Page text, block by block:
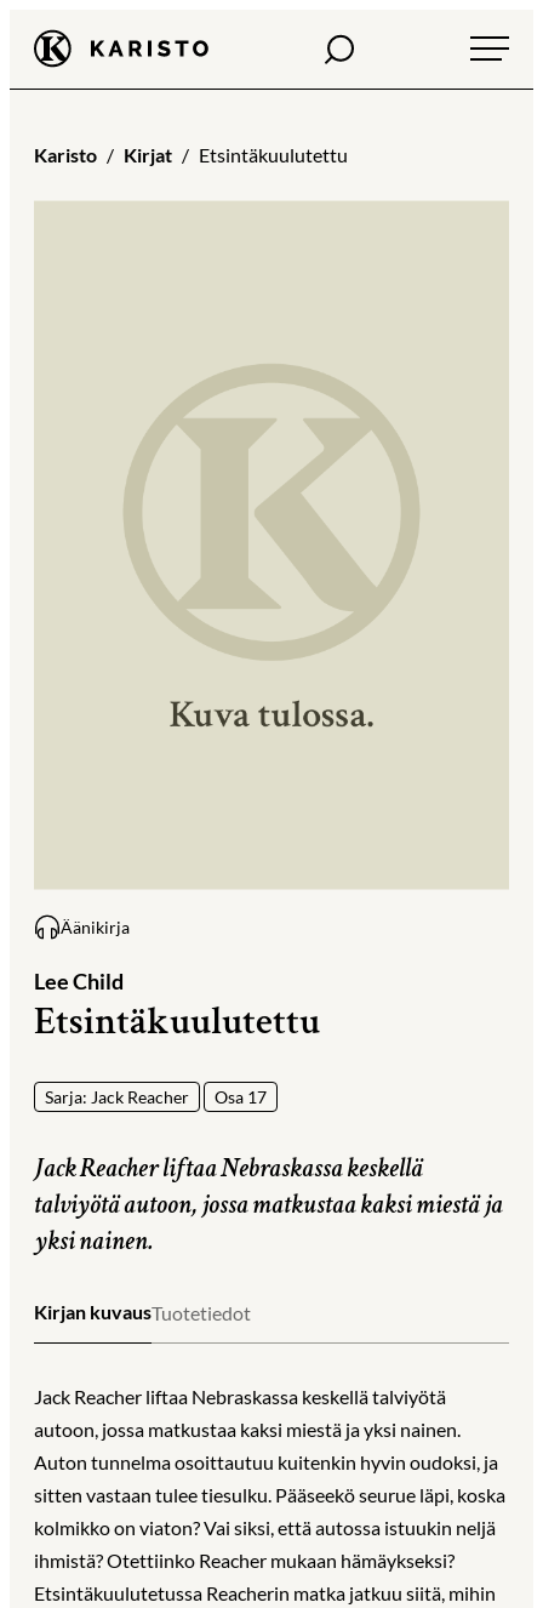
Siirry
suoraan
sisältöön
Karisto Haku
Karisto Kirjat Etsintäkuulutettu
Äänikirja
Lee Child
Etsintäkuulutettu
Sarja: Jack Reacher Osa 17
Jack Reacher liftaa Nebraskassa keskellä
talviyötä autoon, jossa matkustaa kaksi miestä ja
yksi nainen.
Kirjan kuvausTuotetiedot
Jack Reacher liftaa Nebraskassa keskellä talviyötä
autoon, jossa matkustaa kaksi miestä ja yksi nainen.
Auton tunnelma osoittautuu kuitenkin hyvin oudoksi, ja
sitten vastaan tulee tiesulku. Pääseekö seurue läpi, koska
kolmikko on viaton? Vai siksi, että autossa istuukin neljä
ihmistä? Otettiinko Reacher mukaan hämäykseksi?
Etsintäkuulutetussa Reacherin matka jatkuu siitä, mihin